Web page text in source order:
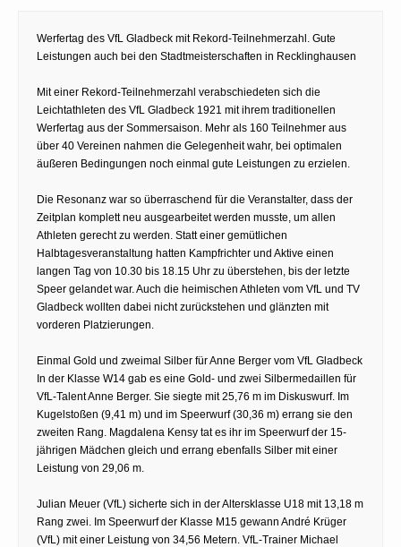
Werfertag des VfL Gladbeck mit Rekord-Teilnehmerzahl. Gute
Leistungen auch bei den Stadtmeisterschaften in Recklinghausen
Mit einer Rekord-Teilnehmerzahl verabschiedeten sich die
Leichtathleten des VfL Gladbeck 1921 mit ihrem traditionellen
Werfertag aus der Sommersaison. Mehr als 160 Teilnehmer aus
über 40 Vereinen nahmen die Gelegenheit wahr, bei optimalen
äußeren Bedingungen noch einmal gute Leistungen zu erzielen.
Die Resonanz war so überraschend für die Veranstalter, dass der
Zeitplan komplett neu ausgearbeitet werden musste, um allen
Athleten gerecht zu werden. Statt einer gemütlichen
Halbtagesveranstaltung hatten Kampfrichter und Aktive einen
langen Tag von 10.30 bis 18.15 Uhr zu überstehen, bis der letzte
Speer gelandet war. Auch die heimischen Athleten vom VfL und TV
Gladbeck wollten dabei nicht zurückstehen und glänzten mit
vorderen Platzierungen.
Einmal Gold und zweimal Silber für Anne Berger vom VfL Gladbeck
In der Klasse W14 gab es eine Gold- und zwei Silbermedaillen für
VfL-Talent Anne Berger. Sie siegte mit 25,76 m im Diskuswurf. Im
Kugelstoßen (9,41 m) und im Speerwurf (30,36 m) errang sie den
zweiten Rang. Magdalena Kensy tat es ihr im Speerwurf der 15-
jährigen Mädchen gleich und errang ebenfalls Silber mit einer
Leistung von 29,06 m.
Julian Meuer (VfL) sicherte sich in der Altersklasse U18 mit 13,18 m
Rang zwei. Im Speerwurf der Klasse M15 gewann André Krüger
(VfL) mit einer Leistung von 34,56 Metern. VfL-Trainer Michael